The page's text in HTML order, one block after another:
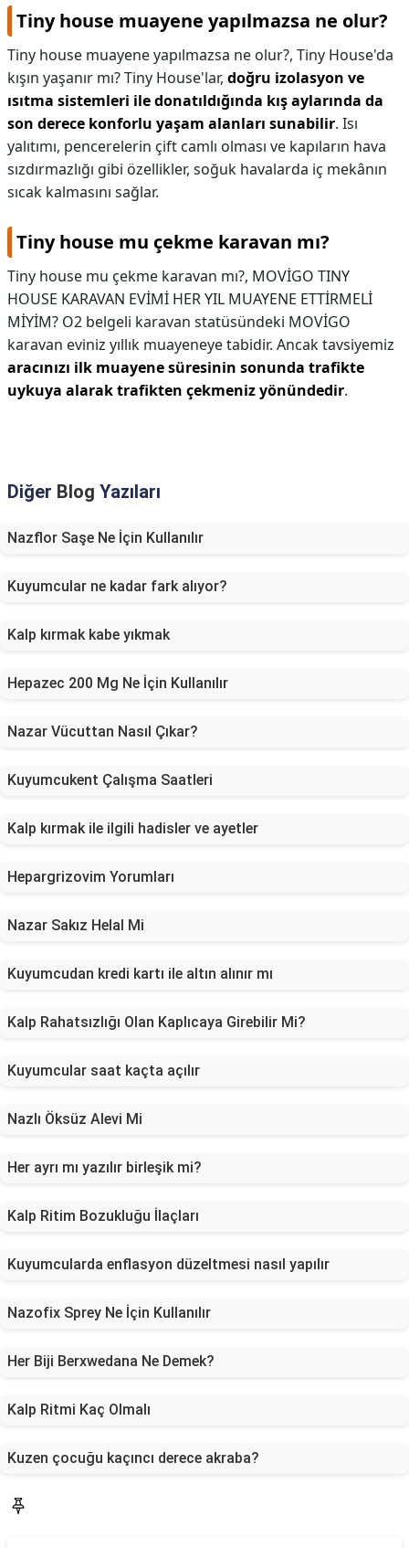
Tiny house muayene yapılmazsa ne olur?
Tiny house muayene yapılmazsa ne olur?, Tiny House'da
kışın yaşanır mı? Tiny House'lar, doğru izolasyon ve
ısıtma sistemleri ile donatıldığında kış aylarında da
son derece konforlu yaşam alanları sunabilir. Isı
yalıtımı, pencerelerin çift camlı olması ve kapıların hava
sızdırmazlığı gibi özellikler, soğuk havalarda iç mekânın
sıcak kalmasını sağlar.
Tiny house mu çekme karavan mı?
Tiny house mu çekme karavan mı?, MOVİGO TINY
HOUSE KARAVAN EVİMİ HER YIL MUAYENE ETTİRMELİ
MİYİM? O2 belgeli karavan statüsündeki MOVİGO
karavan eviniz yıllık muayeneye tabidir. Ancak tavsiyemiz
aracınızı ilk muayene süresinin sonunda trafikte
uykuya alarak trafikten çekmeniz yönündedir.
Diğer Blog Yazıları
Nazflor Saşe Ne İçin Kullanılır
Kuyumcular ne kadar fark alıyor?
Kalp kırmak kabe yıkmak
Hepazec 200 Mg Ne İçin Kullanılır
Nazar Vücuttan Nasıl Çıkar?
Kuyumcukent Çalışma Saatleri
Kalp kırmak ile ilgili hadisler ve ayetler
Hepargrizovim Yorumları
Nazar Sakız Helal Mi
Kuyumcudan kredi kartı ile altın alınır mı
Kalp Rahatsızlığı Olan Kaplıcaya Girebilir Mi?
Kuyumcular saat kaçta açılır
Nazlı Öksüz Alevi Mi
Her ayrı mı yazılır birleşik mi?
Kalp Ritim Bozukluğu İlaçları
Kuyumcularda enflasyon düzeltmesi nasıl yapılır
Nazofix Sprey Ne İçin Kullanılır
Her Biji Berxwedana Ne Demek?
Kalp Ritmi Kaç Olmalı
Kuzen çocuğu kaçıncı derece akraba?